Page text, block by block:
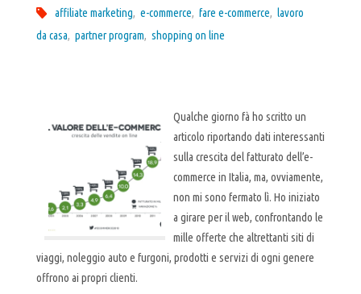
affiliate marketing, e-commerce, fare e-commerce, lavoro
da casa, partner program, shopping on line
Qualche giorno fà ho scritto un
articolo riportando dati interessanti
sulla crescita del fatturato dell’e-
commerce in Italia, ma, ovviamente,
non mi sono fermato lì. Ho iniziato
a girare per il web, confrontando le
mille offerte che altrettanti siti di
viaggi, noleggio auto e furgoni, prodotti e servizi di ogni genere
offrono ai propri clienti.